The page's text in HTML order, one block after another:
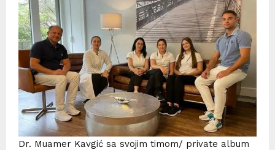
Dr. Muamer Kavgić sa svojim timom/ private album